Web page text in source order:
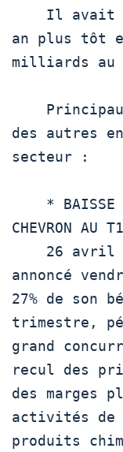
an plus tôt
milliards au
des autres
secteur :
CHEVRON AU T1
26
annoncé
27% de son
trimestre,
grand
recul des
des marges
activités de
produits